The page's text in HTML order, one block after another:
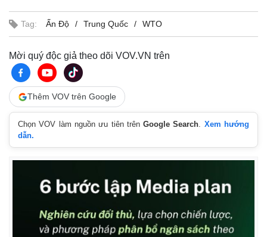
Tag: Ấn Độ Trung Quốc WTO
Mời quý độc giả theo dõi VOV.VN trên
Thêm VOV trên Google
Chọn VOV làm nguồn ưu tiên trênGoogle Search. Xem hướng
dẫn.